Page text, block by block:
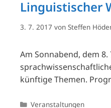
Linguistischer
3. 7. 2017 von Steffen
Am Sonnabend, dem
künftige Themen.
Kategorien
Veranstaltungen